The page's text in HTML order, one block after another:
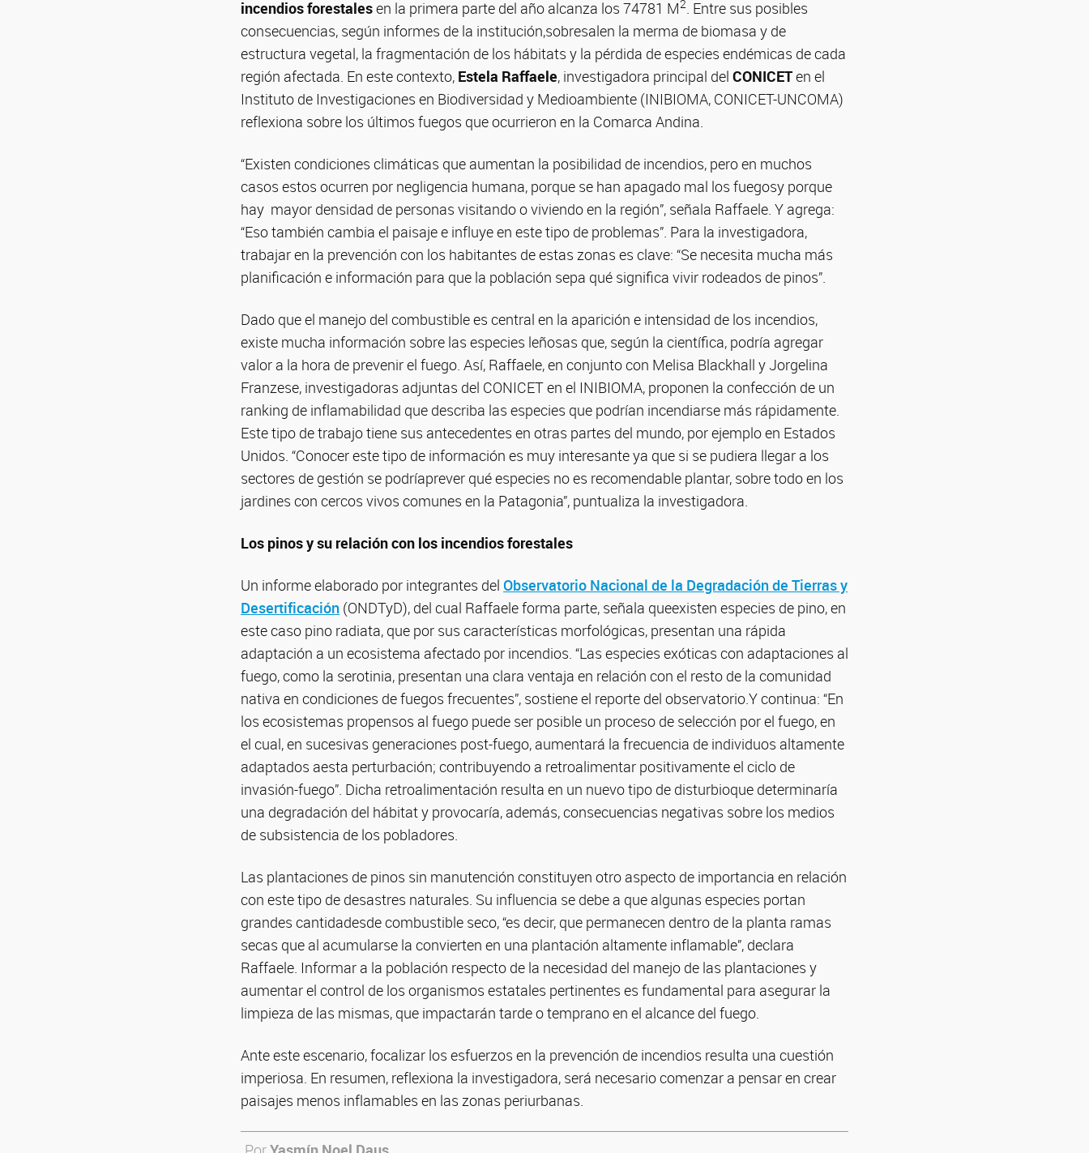
incendios forestalesen la primera parte del año alcanza los 74781 M2. Entre sus posibles
consecuencias, según informes de la institución,sobresalen la merma de biomasa y de
estructura vegetal, la fragmentación de los hábitats y la pérdida de especies endémicas de cada
región afectada. En este contexto, Estela Raffaele, investigadora principal del CONICETen el
Instituto de Investigaciones en Biodiversidad y Medioambiente (INIBIOMA, CONICET-UNCOMA)
reflexiona sobre los últimos fuegos que ocurrieron en la Comarca Andina.
“Existen condiciones climáticas que aumentan la posibilidad de incendios, pero en muchos
casos estos ocurren por negligencia humana, porque se han apagado mal los fuegosy porque
hay mayor densidad de personas visitando o viviendo en la región”, señala Raffaele. Y agrega:
“Eso también cambia el paisaje e influye en este tipo de problemas”. Para la investigadora,
trabajar en la prevención con los habitantes de estas zonas es clave: “Se necesita mucha más
planificación e información para que la población sepa qué significa vivir rodeados de pinos”.
Dado que el manejo del combustible es central en la aparición e intensidad de los incendios,
existe mucha información sobre las especies leñosas que, según la científica, podría agregar
valor a la hora de prevenir el fuego. Así, Raffaele, en conjunto con Melisa Blackhall y Jorgelina
Franzese, investigadoras adjuntas del CONICET en el INIBIOMA, proponen la confección de un
ranking de inflamabilidad que describa las especies que podrían incendiarse más rápidamente.
Este tipo de trabajo tiene sus antecedentes en otras partes del mundo, por ejemplo en Estados
Unidos. “Conocer este tipo de información es muy interesante ya que si se pudiera llegar a los
sectores de gestión se podríaprever qué especies no es recomendable plantar, sobre todo en los
jardines con cercos vivos comunes en la Patagonia”, puntualiza la investigadora.
Los pinos y su relación con los incendios forestales
Un informe elaborado por integrantes del Observatorio Nacional de la Degradación de Tierras y
Desertificación (ONDTyD), del cual Raffaele forma parte, señala queexisten especies de pino, en
este caso pino radiata, que por sus características morfológicas, presentan una rápida
adaptación a un ecosistema afectado por incendios. “Las especies exóticas con adaptaciones al
fuego, como la serotinia, presentan una clara ventaja en relación con el resto de la comunidad
nativa en condiciones de fuegos frecuentes”, sostiene el reporte del observatorio.Y continua: “En
los ecosistemas propensos al fuego puede ser posible un proceso de selección por el fuego, en
el cual, en sucesivas generaciones post-fuego, aumentará la frecuencia de individuos altamente
adaptados aesta perturbación; contribuyendo a retroalimentar positivamente el ciclo de
invasión-fuego”. Dicha retroalimentación resulta en un nuevo tipo de disturbioque determinaría
una degradación del hábitat y provocaría, además, consecuencias negativas sobre los medios
de subsistencia de los pobladores.
Las plantaciones de pinos sin manutención constituyen otro aspecto de importancia en relación
con este tipo de desastres naturales. Su influencia se debe a que algunas especies portan
grandes cantidadesde combustible seco, “es decir, que permanecen dentro de la planta ramas
secas que al acumularse la convierten en una plantación altamente inflamable”, declara
Raffaele. Informar a la población respecto de la necesidad del manejo de las plantaciones y
aumentar el control de los organismos estatales pertinentes es fundamental para asegurar la
limpieza de las mismas, que impactarán tarde o temprano en el alcance del fuego.
Ante este escenario, focalizar los esfuerzos en la prevención de incendios resulta una cuestión
imperiosa. En resumen, reflexiona la investigadora, será necesario comenzar a pensar en crear
paisajes menos inflamables en las zonas periurbanas.